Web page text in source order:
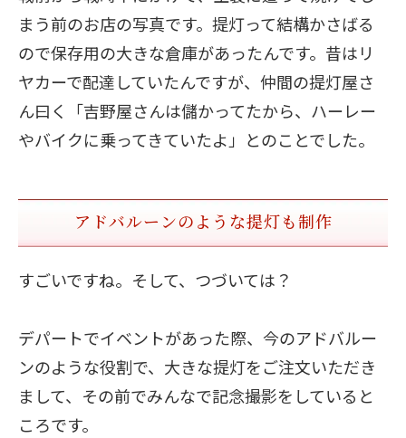
まう前のお店の写真です。提灯って結構かさばる
ので保存用の大きな倉庫があったんです。昔はリ
ヤカーで配達していたんですが、仲間の提灯屋さ
ん曰く「吉野屋さんは儲かってたから、ハーレー
やバイクに乗ってきていたよ」とのことでした。
アドバルーンのような提灯も制作
すごいですね。そして、つづいては？
デパートでイベントがあった際、今のアドバルー
ンのような役割で、大きな提灯をご注文いただき
まして、その前でみんなで記念撮影をしていると
ころです。